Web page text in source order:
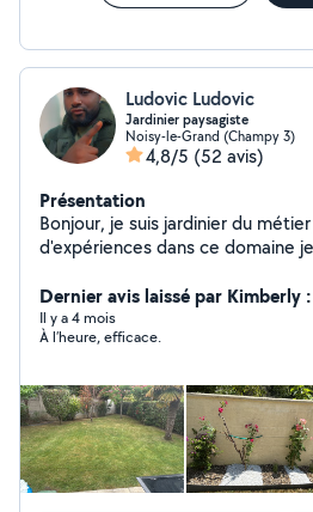
Ludovic Ludovic
Jardinier paysagiste
Noisy-le-Grand (Champy 3)
4,8/5 (52 avis)
Présentation
Bonjour, je suis jardinier du métier
d'expériences dans ce domaine
tonte de pelouse, le fauchage ,
d'arbustes, désherbage des
plantations de végétaux, création
éventuellement passer le
nettoyage sur votre terrasse et
verts en déchèterie ainsi vos
meubles je me déplace
devis gratuit sur place
Dernier avis laissé par Kimberly
Il y a 4 mois
À l’heure, efficace.